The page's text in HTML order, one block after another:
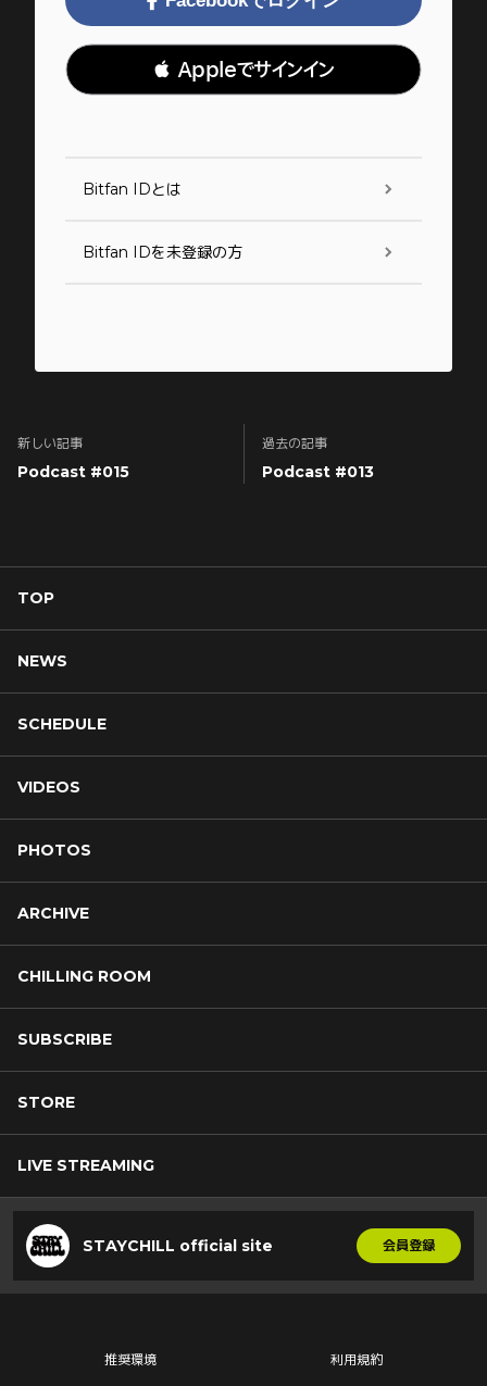
 Appleでサインイン
Bitfan IDとは
Bitfan IDを未登録の方
新しい記事
Podcast #015
過去の記事
Podcast #013
TOP
NEWS
SCHEDULE
VIDEOS
PHOTOS
ARCHIVE
CHILLING ROOM
SUBSCRIBE
STORE
LIVE STREAMING
STAYCHILL official site 会員登録
推奨環境 利用規約